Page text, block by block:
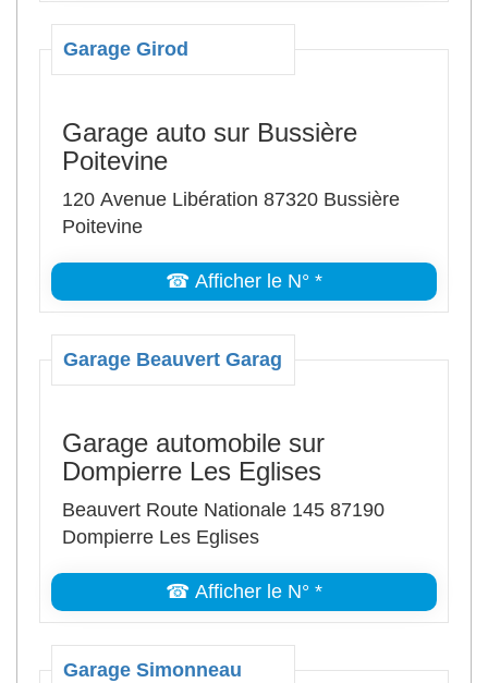
Garage Girod
Garage auto sur Bussière
Poitevine
120 Avenue Libération 87320 Bussière
Poitevine
☎ Afficher le N° *
Garage Beauvert Garag
Garage automobile sur
Dompierre Les Eglises
Beauvert Route Nationale 145 87190
Dompierre Les Eglises
☎ Afficher le N° *
Garage Simonneau